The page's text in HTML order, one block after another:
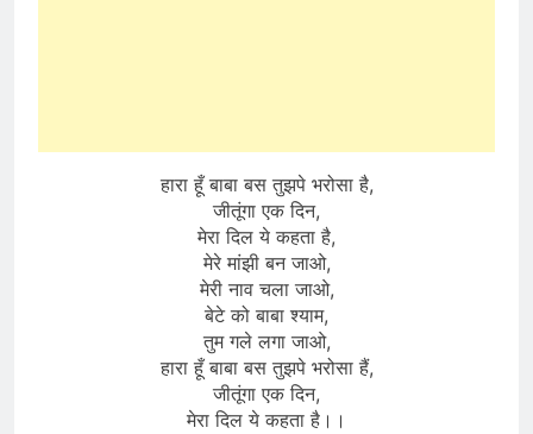
हारा हूँ बाबा बस तुझपे भरोसा है,
जीतूंगा एक दिन,
मेरा दिल ये कहता है,
मेरे मांझी बन जाओ,
मेरी नाव चला जाओ,
बेटे को बाबा श्याम,
तुम गले लगा जाओ,
हारा हूँ बाबा बस तुझपे भरोसा हैं,
जीतूंगा एक दिन,
मेरा दिल ये कहता है।।